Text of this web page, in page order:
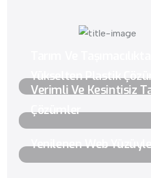
Yükselten Plastik
Verimli Ve Kesintisiz
Çözümler
Yenilenen Web